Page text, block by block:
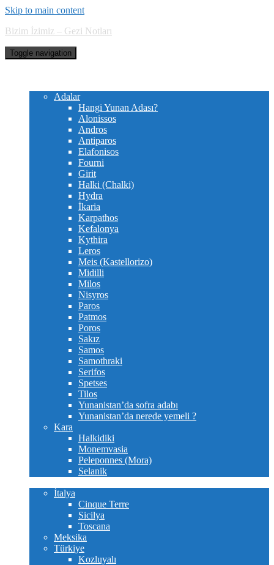
Skip to main content
Bizim İzimiz – Gezi Notları
Toggle navigation
Adalar
Hangi Yunan Adası?
Alonissos
Andros
Antiparos
Elafonisos
Fourni
Girit
Halki (Chalki)
Hydra
İkaria
Karpathos
Kefalonya
Kythira
Leros
Meis (Kastellorizo)
Midilli
Milos
Nisyros
Paros
Patmos
Poros
Sakız
Samos
Samothraki
Serifos
Spetses
Tilos
Yunanistan’da sofra adabı
Yunanistan’da nerede yemeli ?
Kara
Halkidiki
Monemvasia
Peleponnes (Mora)
Selanik
İtalya
Cinque Terre
Sicilya
Toscana
Meksika
Türkiye
Kozluyalı